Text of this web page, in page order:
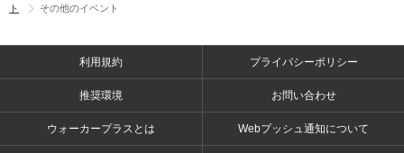
ト
その他のイベント
利用規約 プライバシーポリシー
推奨環境 お問い合わせ
ウォーカープラスとは Webプッシュ通知について